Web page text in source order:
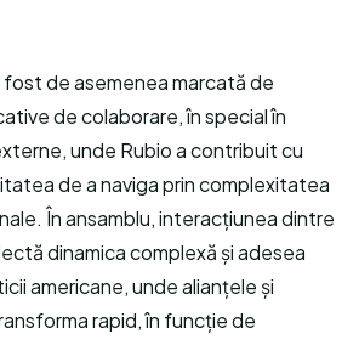
de asemenea marcată de
de colaborare, în special în
unde Rubio a contribuit cu
de a naviga prin complexitatea
În ansamblu, interacțiunea dintre
dinamica complexă și adesea
americane, unde alianțele și
rapid, în funcție de